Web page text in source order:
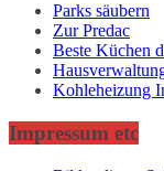
Parks säubern
Zur Predac
Beste Küchen
Kohleheizung
Impressum etc